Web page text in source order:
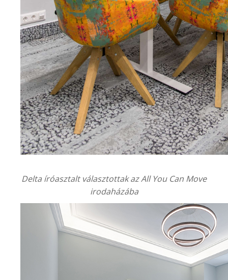
Delta íróasztalt választottak azAll You Can Move
irodaházába